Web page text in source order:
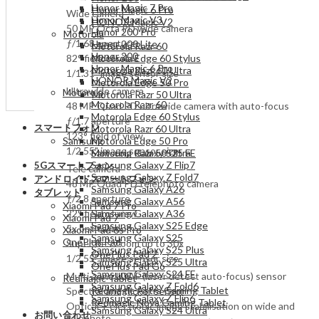
Honor Magic 6 Pro
HONOR Magic V2
Motorola
Motorola Razr 60
Motorola Edge 60 Stylus
Motorola Razr 60 Ultra
Motorola Edge 50 Pro
Motorola Razr 50 Ultra
スマートフォン
Samsung
Samsung Galaxy S25 FE
Samsung Galaxy Z Flip7
Samsung Galaxy Z Fold7
Samsung Galaxy A26
Samsung Galaxy A56
Samsung Galaxy A36
Samsung Galaxy S25 Edge
Samsung Galaxy S25
Samsung Galaxy S25 Plus
Samsung Galaxy S25 Ultra
Samsung Galaxy S24 FE
Samsung Galaxy Z Fold6
Samsung Galaxy Z Flip6
Samsung Galaxy S24 Ultra
Honor Magic 7 Pro
Honor Magic V3
Honor 200 Pro
Honor 200 Lite
Honor 200
Honor Magic 6 Pro
HONOR Magic V2
Motorola
Motorola Razr 60
Motorola Edge 60 Stylus
Motorola Razr 60 Ultra
Motorola Edge 50 Pro
Motorola Razr 50 Ultra
5Gスマートフォン
アンドロイドスマートフォン
タブレット
Xiaomi Pad 7 Pro
Xiaomi Pad 7
Xiaomi Pad 6s Pro
OnePlus Pad
OnePlus Pad 2
OnePlus Pad Go
Redmagic Tablet
Redmagic Astra Gaming Tablet
Redmagic Nova Gaming Tablet
お問い合わせ
Wide camera
50 MP Octa PD wide camera
ƒ/1.68 aperture
82° field of view
1/1.31" image sensor size
Ultrawide camera
48 MP Quad PD ultrawide camera with auto-focus
ƒ/1.7 aperture
123° field of view
1/2.55" image sensor size
Tele camera
48 MP Quad PD telephoto camera
ƒ/2.8 aperture
22° field of view
5x optical zoom
Super Res Zoom up to 30x
1/2.55" image sensor size
Multi-zone LDAF (laser detect auto-focus) sensor
Spectral and flicker sensor
Optical + electronic image stabilisation on wide and